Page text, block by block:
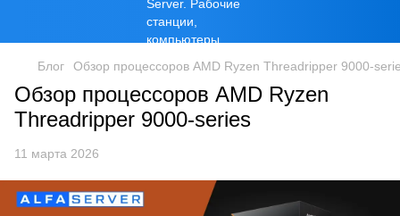
Блог Обзор процессоров AMD Ryzen Threadripper 9000-
Обзор процессоров AMD Ryzen
Threadripper 9000-series
11 марта 2026